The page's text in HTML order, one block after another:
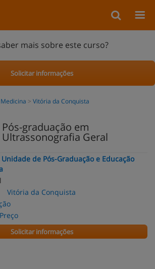
mais sobre este curso?
Solicitar informações
Medicina Vitória da Conquista
Pós-graduação em
Ultrassonografia Geral
Unidade de Pós-Graduação e Educação
Vitória da Conquista
Solicitar informações